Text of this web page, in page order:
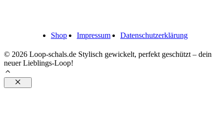
Shop Impressum Datenschutzerklärung
© 2026 Loop-schals.de Stylisch gewickelt, perfekt geschützt – dein
neuer Lieblings-Loop!
Schließen